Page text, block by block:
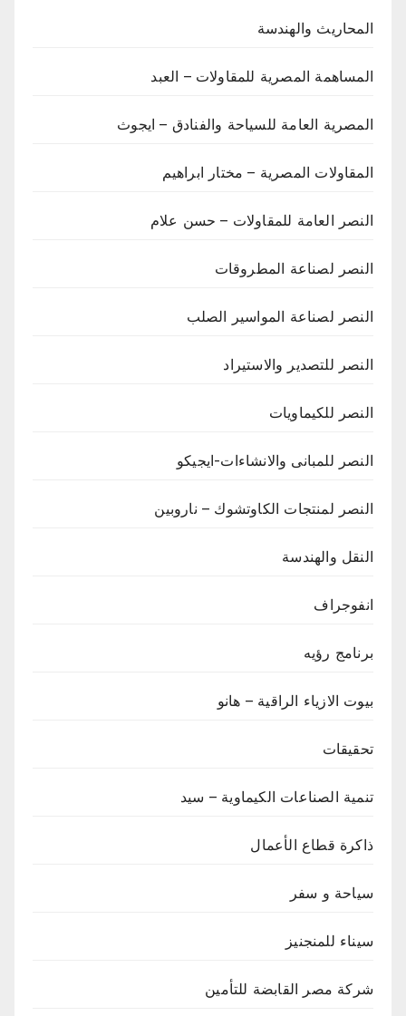
المحاريث والهندسة
المساهمة المصرية للمقاولات – العبد
المصرية العامة للسياحة والفنادق – ايجوث
المقاولات المصرية – مختار ابراهيم
النصر العامة للمقاولات – حسن علام
النصر لصناعة المطروقات
النصر لصناعة المواسير الصلب
النصر للتصدير والاستيراد
النصر للكيماويات
النصر للمبانى والانشاءات-ايجيكو
النصر لمنتجات الكاوتشوك – ناروبين
النقل والهندسة
انفوجراف
برنامج رؤيه
بيوت الازياء الراقية – هانو
تحقيقات
تنمية الصناعات الكيماوية – سيد
ذاكرة قطاع الأعمال
سياحة و سفر
سيناء للمنجنيز
شركة مصر القابضة للتأمين